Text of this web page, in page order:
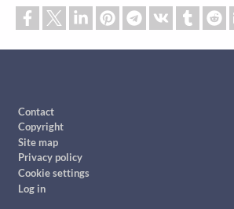
Contact
Copyright
Site map
Privacy policy
Cookie settings
Log in